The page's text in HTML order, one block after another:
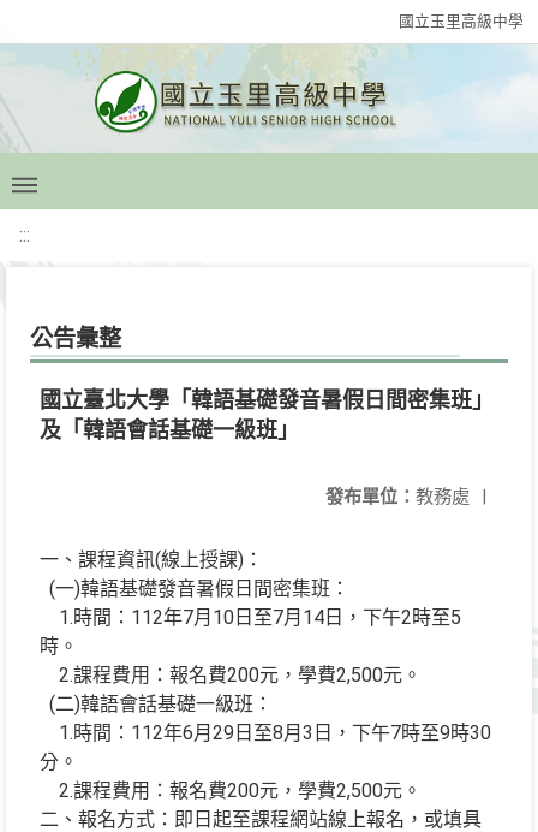
國立玉里高級中學
:::
公告彙整
國立臺北大學「韓語基礎發音暑假日間密集班」
及「韓語會話基礎一級班」
發布單位： 教務處 |
一、課程資訊(線上授課)：
(一)韓語基礎發音暑假日間密集班：
1.時間：112年7月10日至7月14日，下午2時至5
時。
2.課程費用：報名費200元，學費2,500元。
(二)韓語會話基礎一級班：
1.時間：112年6月29日至8月3日，下午7時至9時30
分。
2.課程費用：報名費200元，學費2,500元。
二、報名方式：即日起至課程網站線上報名，或填具